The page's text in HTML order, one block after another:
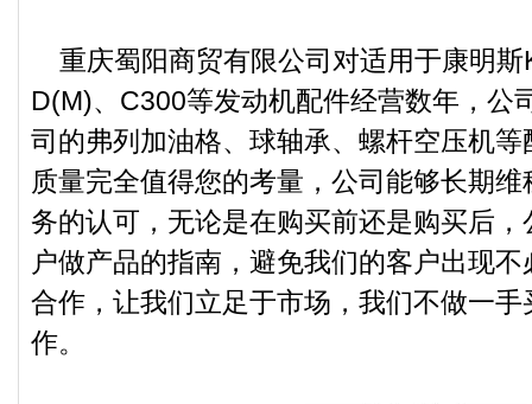
重庆蜀阳商贸有限公司对适用于康明斯
D(M)、C300等发动机配件经营数年，公
司的弗列加油格、球轴承、螺杆空压机
质量完全值得您的考量，公司能够长期
务的认可，无论是在购买前还是购买后
户做产品的指南，避免我们的客户出现
合作，让我们立足于市场，我们不做一
作。